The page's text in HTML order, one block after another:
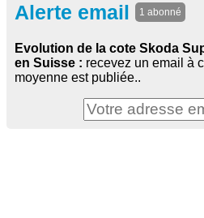
Alerte email 1 abonné
Evolution de la cote Skoda
en Suisse : recevez un email à
moyenne est publiée..